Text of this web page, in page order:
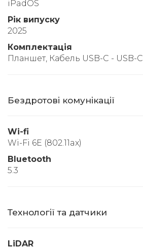
iPadOS
Рік випуску
2025
Комплектація
Планшет, Кабель USB-C - USB-C
Бездротові комунікації
Wi-fi
Wi-Fi 6E (802.11ax)
Bluetooth
5.3
Технології та датчики
LiDAR